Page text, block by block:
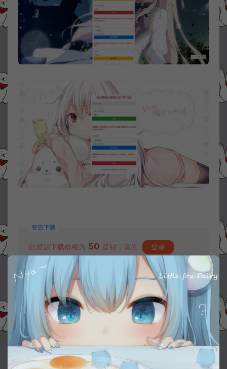
资源下载
此资源下载价格为 50 星钻，请先 登录
收藏 (0) 打赏 点赞 (
©版权免责声明